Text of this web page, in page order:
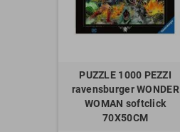
PUZZLE 1000 PEZZI
ravensburger WONDER
WOMAN softclick
70X50CM